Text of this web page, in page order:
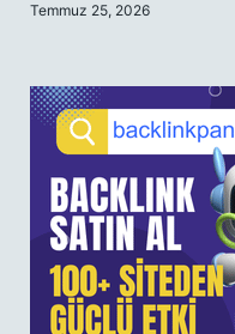
Temmuz 25, 2026